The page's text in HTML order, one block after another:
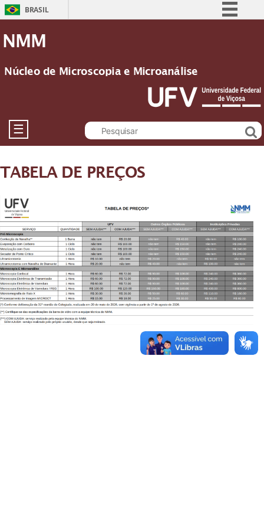
BRASIL
Participe
Acesso à informação
Legislação
Canais
NMM
Núcleo de Microscopia e Microanálise
☰
TABELA DE PREÇOS